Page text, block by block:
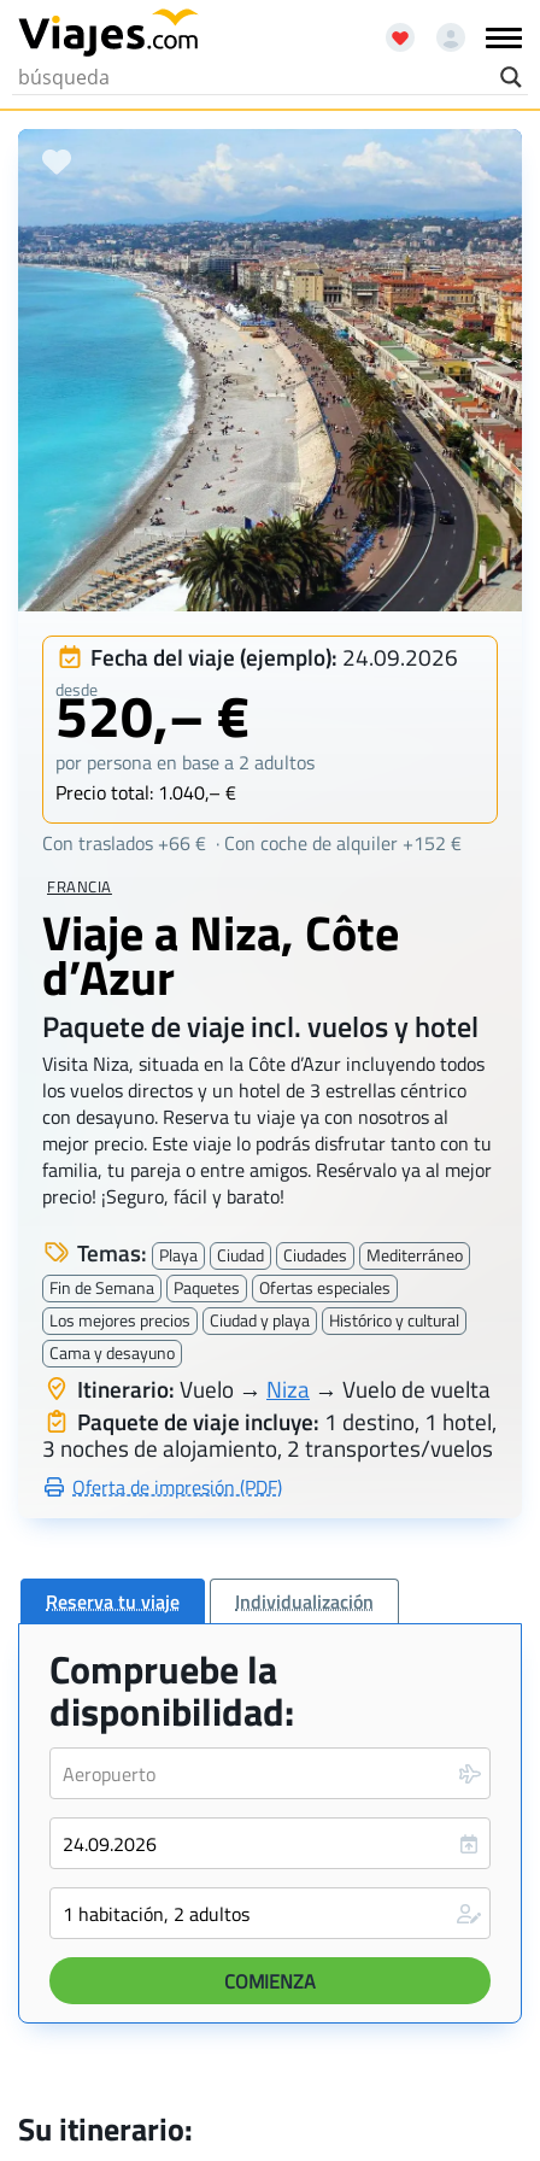
FRANCIA
Viaje a Niza, Côte
d’Azur
Paquete de viaje incl. vuelos y hotel
Visita Niza, situada en la Côte d’Azur incluyendo todos
los vuelos directos y un hotel de 3 estrellas céntrico
con desayuno. Reserva tu viaje ya con nosotros al
mejor precio. Este viaje lo podrás disfrutar tanto con tu
familia, tu pareja o entre amigos. Resérvalo ya al mejor
precio! ¡Seguro, fácil y barato!
Temas: Playa Ciudad Ciudades
Mediterráneo
Fin de Semana
Paquetes
Ofertas especiales
Los mejores precios
Ciudad y playa
Histórico y cultural
Cama y desayuno
Itinerario:Vuelo → Niza → Vuelo de vuelta
Paquete de viaje incluye: 1 destino, 1 hotel,
3 noches de alojamiento, 2 transportes/vuelos
Fecha del viaje (ejemplo): 24.09.2026
desde
520,– €
por persona en base a 2 adultos
Precio total: 1.040,– €
Con traslados +66 € · Con coche de alquiler +152 €
Oferta de impresión (PDF)
Reserva tu viaje Individualización
Compruebe la
disponibilidad:
Su itinerario: